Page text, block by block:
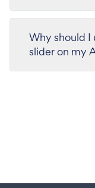
Why should I
slider on my